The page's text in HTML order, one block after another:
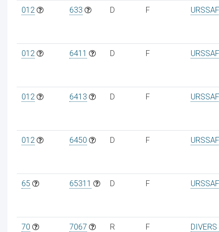
012 633 D F
012 6411 D F
012 6413 D F
012 6450 D F
65 65311 D F
70 7067 R F